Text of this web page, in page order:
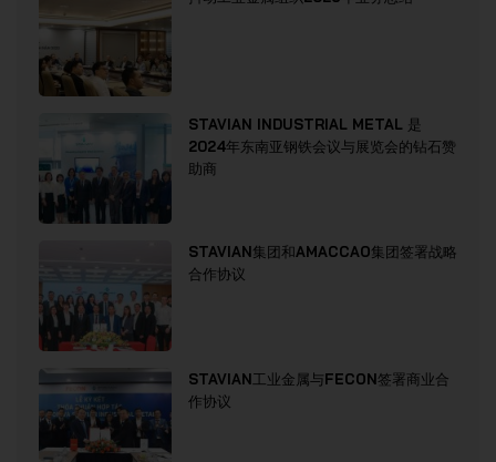
STAVIAN INDUSTRIAL METAL 是
2024年东南亚钢铁会议与展览会的钻石赞
助商
STAVIAN集团和AMACCAO集团签署战略
合作协议
STAVIAN工业金属与FECON签署商业合
作协议